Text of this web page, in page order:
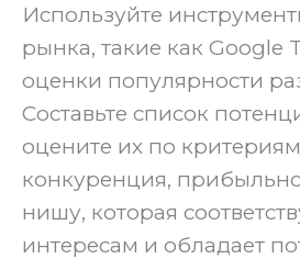
Используйте
рынка, такие как Google
оценки популярности
Составьте список
оцените их по
конкуренция,
нишу, которая
интересам и обладает